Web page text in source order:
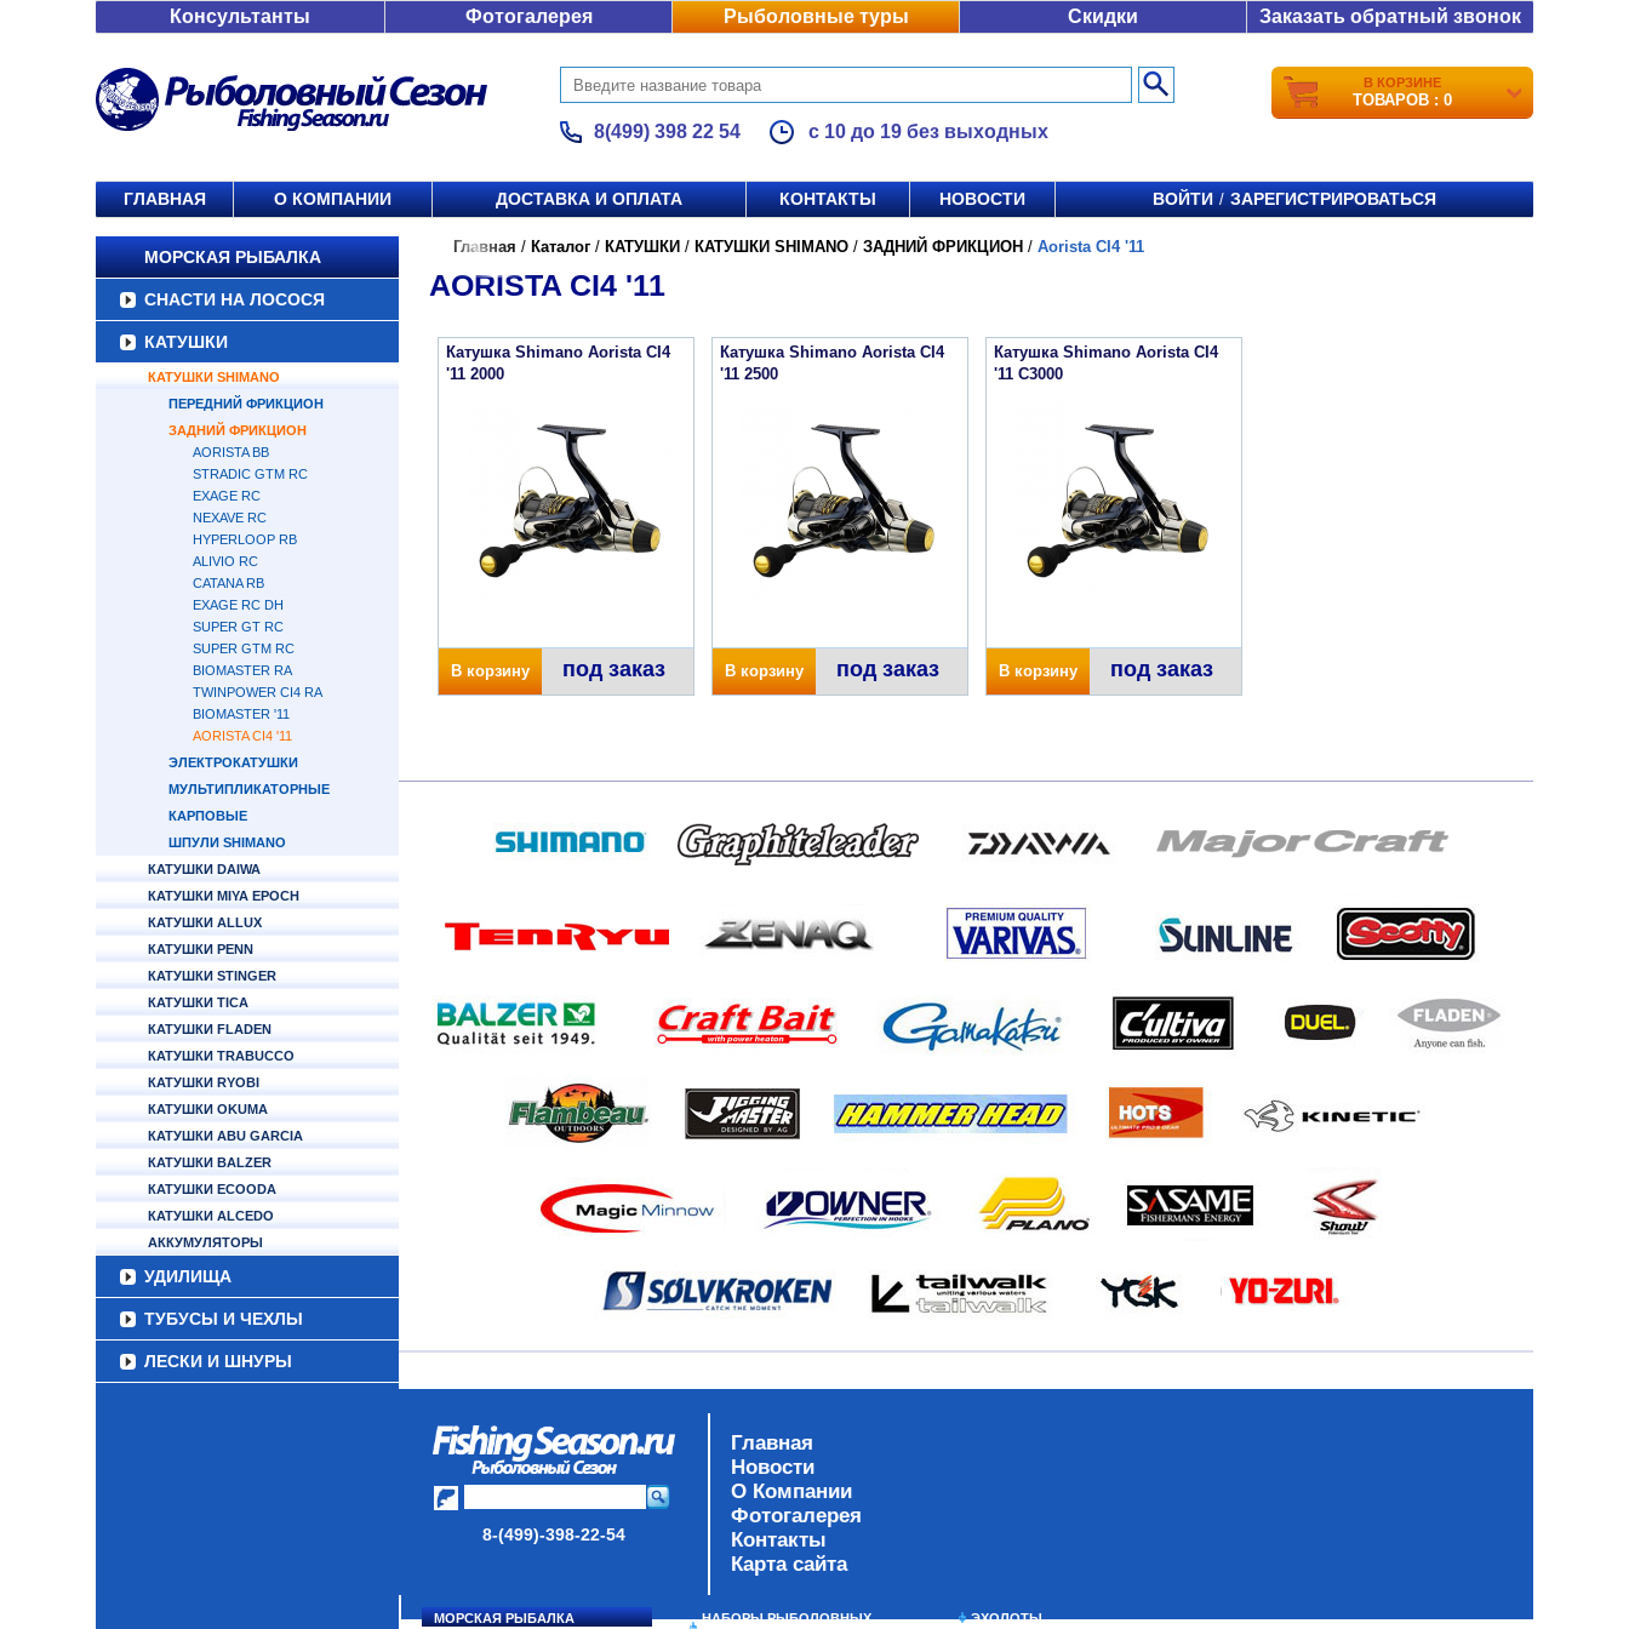
Консультанты Фотогалерея Рыболовные туры Скидки Заказать обратный звонок
8(499) 398 22 54 с 10 до 19 без выходных
В КОРЗИНЕ
ТОВАРОВ : 0
ГЛАВНАЯ О КОМПАНИИ ДОСТАВКА И ОПЛАТА КОНТАКТЫ НОВОСТИ ВОЙТИ / ЗАРЕГИСТРИРОВАТЬСЯ
МОРСКАЯ РЫБАЛКА
СНАСТИ НА ЛОСОСЯ
КАТУШКИ
КАТУШКИ SHIMANO
ПЕРЕДНИЙ ФРИКЦИОН
ЗАДНИЙ ФРИКЦИОН
AORISTA BB
STRADIC GTM RC
EXAGE RC
NEXAVE RC
HYPERLOOP RB
ALIVIO RC
CATANA RB
EXAGE RC DH
SUPER GT RC
SUPER GTM RC
BIOMASTER RA
TWINPOWER CI4 RA
BIOMASTER '11
AORISTA CI4 '11
ЭЛЕКТРОКАТУШКИ
МУЛЬТИПЛИКАТОРНЫЕ
КАРПОВЫЕ
ШПУЛИ SHIMANO
КАТУШКИ DAIWA
КАТУШКИ MIYA EPOCH
КАТУШКИ ALLUX
КАТУШКИ PENN
КАТУШКИ STINGER
КАТУШКИ TICA
КАТУШКИ FLADEN
КАТУШКИ TRABUCCO
КАТУШКИ RYOBI
КАТУШКИ OKUMA
КАТУШКИ ABU GARCIA
КАТУШКИ BALZER
КАТУШКИ ECOODA
КАТУШКИ ALCEDO
АККУМУЛЯТОРЫ
УДИЛИЩА
ТУБУСЫ И ЧЕХЛЫ
ЛЕСКИ И ШНУРЫ
Главная / Каталог / КАТУШКИ / КАТУШКИ SHIMANO / ЗАДНИЙ ФРИКЦИОН / Aorista CI4 '11
AORISTA CI4 '11
Катушка Shimano Aorista CI4
'11 2000
В корзину под заказ
Катушка Shimano Aorista CI4
'11 2500
В корзину под заказ
Катушка Shimano Aorista CI4
'11 C3000
В корзину под заказ
8-(499)-398-22-54
Главная
Новости
О Компании
Фотогалерея
Контакты
Карта сайта
МОРСКАЯ РЫБАЛКА НАБОРЫ РЫБОЛОВНЫХ ЭХОЛОТЫ